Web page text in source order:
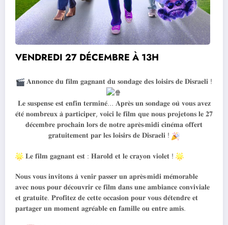
VENDREDI 27 DÉCEMBRE À 13H
𝐀𝐧𝐧𝐨𝐧𝐜𝐞 𝐝𝐮 𝐟𝐢𝐥𝐦 𝐠𝐚𝐠𝐧𝐚𝐧𝐭 𝐝𝐮 𝐬𝐨𝐧𝐝𝐚𝐠𝐞 𝐝𝐞𝐬 𝐥𝐨𝐢𝐬𝐢𝐫𝐬 𝐝𝐞 𝐃𝐢𝐬𝐫𝐚𝐞𝐥𝐢 !
𝐋𝐞 𝐬𝐮𝐬𝐩𝐞𝐧𝐬𝐞 𝐞𝐬𝐭 𝐞𝐧𝐟𝐢𝐧 𝐭𝐞𝐫𝐦𝐢𝐧𝐞́… 𝐀𝐩𝐫𝐞̀𝐬 𝐮𝐧 𝐬𝐨𝐧𝐝𝐚𝐠𝐞 𝐨𝐮̀ 𝐯𝐨𝐮𝐬 𝐚𝐯𝐞𝐳
𝐞́𝐭𝐞́ 𝐧𝐨𝐦𝐛𝐫𝐞𝐮𝐱 𝐚̀ 𝐩𝐚𝐫𝐭𝐢𝐜𝐢𝐩𝐞𝐫, 𝐯𝐨𝐢𝐜𝐢 𝐥𝐞 𝐟𝐢𝐥𝐦 𝐪𝐮𝐞 𝐧𝐨𝐮𝐬 𝐩𝐫𝐨𝐣𝐞𝐭𝐨𝐧𝐬 𝐥𝐞 𝟐𝟕
𝐝𝐞́𝐜𝐞𝐦𝐛𝐫𝐞 𝐩𝐫𝐨𝐜𝐡𝐚𝐢𝐧 𝐥𝐨𝐫𝐬 𝐝𝐞 𝐧𝐨𝐭𝐫𝐞 𝐚𝐩𝐫𝐞̀𝐬-𝐦𝐢𝐝𝐢 𝐜𝐢𝐧𝐞́𝐦𝐚 𝐨𝐟𝐟𝐞𝐫𝐭
𝐠𝐫𝐚𝐭𝐮𝐢𝐭𝐞𝐦𝐞𝐧𝐭 𝐩𝐚𝐫 𝐥𝐞𝐬 𝐥𝐨𝐢𝐬𝐢𝐫𝐬 𝐝𝐞 𝐃𝐢𝐬𝐫𝐚𝐞𝐥𝐢 !
𝐋𝐞 𝐟𝐢𝐥𝐦 𝐠𝐚𝐠𝐧𝐚𝐧𝐭 𝐞𝐬𝐭 : 𝐇𝐚𝐫𝐨𝐥𝐝 𝐞𝐭 𝐥𝐞 𝐜𝐫𝐚𝐲𝐨𝐧 𝐯𝐢𝐨𝐥𝐞𝐭 !
𝐍𝐨𝐮𝐬 𝐯𝐨𝐮𝐬 𝐢𝐧𝐯𝐢𝐭𝐨𝐧𝐬 𝐚̀ 𝐯𝐞𝐧𝐢𝐫 𝐩𝐚𝐬𝐬𝐞𝐫 𝐮𝐧 𝐚𝐩𝐫𝐞̀𝐬-𝐦𝐢𝐝𝐢 𝐦𝐞́𝐦𝐨𝐫𝐚𝐛𝐥𝐞
𝐚𝐯𝐞𝐜 𝐧𝐨𝐮𝐬 𝐩𝐨𝐮𝐫 𝐝𝐞́𝐜𝐨𝐮𝐯𝐫𝐢𝐫 𝐜𝐞 𝐟𝐢𝐥𝐦 𝐝𝐚𝐧𝐬 𝐮𝐧𝐞 𝐚𝐦𝐛𝐢𝐚𝐧𝐜𝐞 𝐜𝐨𝐧𝐯𝐢𝐯𝐢𝐚𝐥𝐞
𝐞𝐭 𝐠𝐫𝐚𝐭𝐮𝐢𝐭𝐞. 𝐏𝐫𝐨𝐟𝐢𝐭𝐞𝐳 𝐝𝐞 𝐜𝐞𝐭𝐭𝐞 𝐨𝐜𝐜𝐚𝐬𝐢𝐨𝐧 𝐩𝐨𝐮𝐫 𝐯𝐨𝐮𝐬 𝐝𝐞́𝐭𝐞𝐧𝐝𝐫𝐞 𝐞𝐭
𝐩𝐚𝐫𝐭𝐚𝐠𝐞𝐫 𝐮𝐧 𝐦𝐨𝐦𝐞𝐧𝐭 𝐚𝐠𝐫𝐞́𝐚𝐛𝐥𝐞 𝐞𝐧 𝐟𝐚𝐦𝐢𝐥𝐥𝐞 𝐨𝐮 𝐞𝐧𝐭𝐫𝐞 𝐚𝐦𝐢𝐬.